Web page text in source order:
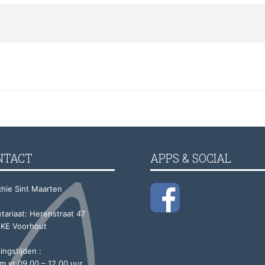
Sint Maarten
Herenstraat 47
Voorhout
:
APPS & SOCIAL